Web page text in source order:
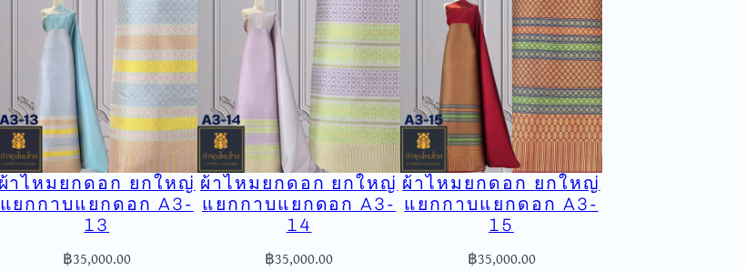
า
ก
ด
อ
ก
ผ้าไหมยกดอก ยกใหญ่
แยกกาบแยกดอก A3-
13
฿35,000.00
ผ้าไหมยกดอก ยกใหญ่
แยกกาบแยกดอก A3-
14
฿35,000.00
ผ้าไหมยกดอก ยกใหญ่
แยกกาบแยกดอก A3-
15
฿35,000.00